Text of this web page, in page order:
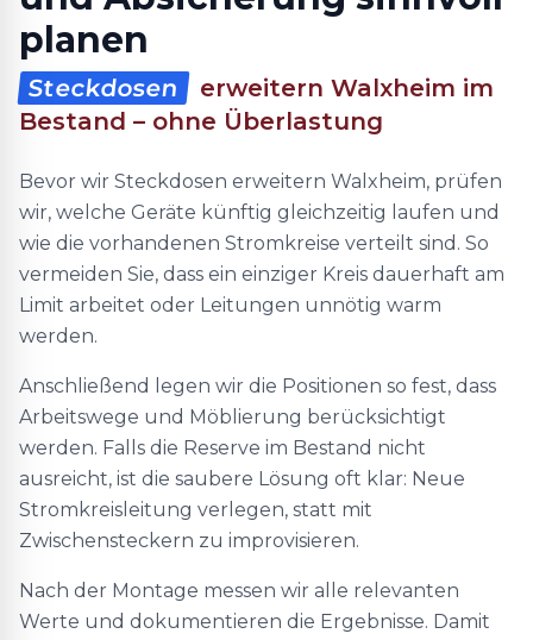
planen
Steckdosen
erweitern Walxheim im
Bestand – ohne Überlastung
Bevor wir Steckdosen erweitern Walxheim, prüfen
wir, welche Geräte künftig gleichzeitig laufen und
wie die vorhandenen Stromkreise verteilt sind. So
vermeiden Sie, dass ein einziger Kreis dauerhaft am
Limit arbeitet oder Leitungen unnötig warm
werden.
Anschließend legen wir die Positionen so fest, dass
Arbeitswege und Möblierung berücksichtigt
werden. Falls die Reserve im Bestand nicht
ausreicht, ist die saubere Lösung oft klar: Neue
Stromkreisleitung verlegen, statt mit
Zwischensteckern zu improvisieren.
Nach der Montage messen wir alle relevanten
Werte und dokumentieren die Ergebnisse. Damit